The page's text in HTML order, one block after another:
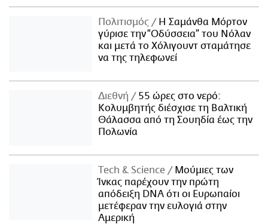
Πολιτισμός
Η Σαμάνθα Μόρτον
γύρισε την “Οδύσσεια” του Νόλαν
και μετά το Χόλιγουντ σταμάτησε
να της τηλεφωνεί
Διεθνή
55 ώρες στο νερό:
Κολυμβητής διέσχισε τη Βαλτική
Θάλασσα από τη Σουηδία έως την
Πολωνία
Τech & Science
Μούμιες των
Ίνκας παρέχουν την πρώτη
απόδειξη DNA ότι οι Ευρωπαίοι
μετέφεραν την ευλογιά στην
Αμερική